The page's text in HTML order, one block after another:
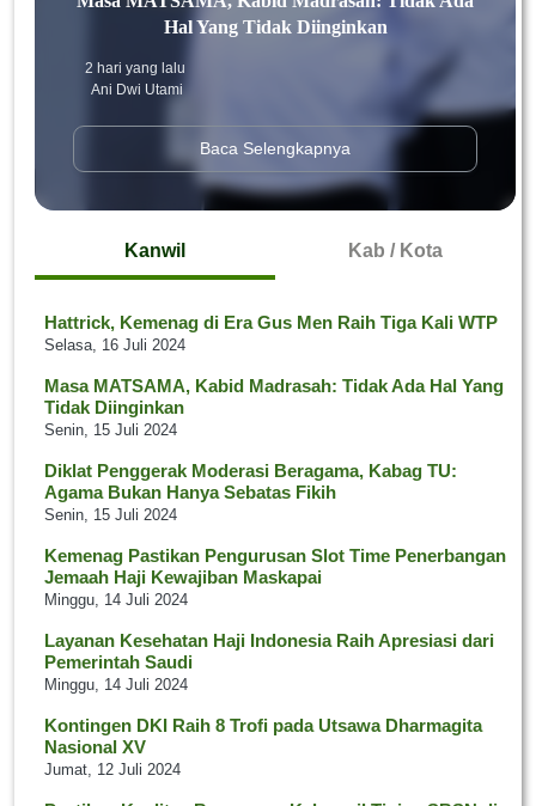
Hal Yang Tidak Diinginkan
2 hari yang lalu
Ani Dwi Utami
Baca Selengkapnya
Kanwil Kab / Kota
Hattrick, Kemenag di Era Gus Men Raih Tiga Kali WTP
Selasa, 16 Juli 2024
Masa MATSAMA, Kabid Madrasah: Tidak Ada Hal Yang
Tidak Diinginkan
Senin, 15 Juli 2024
Diklat Penggerak Moderasi Beragama, Kabag TU:
Agama Bukan Hanya Sebatas Fikih
Senin, 15 Juli 2024
Kemenag Pastikan Pengurusan Slot Time Penerbangan
Jemaah Haji Kewajiban Maskapai
Minggu, 14 Juli 2024
Layanan Kesehatan Haji Indonesia Raih Apresiasi dari
Pemerintah Saudi
Minggu, 14 Juli 2024
Kontingen DKI Raih 8 Trofi pada Utsawa Dharmagita
Nasional XV
Jumat, 12 Juli 2024